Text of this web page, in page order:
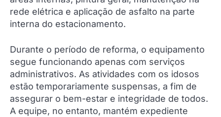
rede elétrica e aplicação de asfalto na parte
interna do estacionamento.
Durante o período de reforma, o equipamento
segue funcionando apenas com serviços
administrativos. As atividades com os idosos
estão temporariamente suspensas, a fim de
assegurar o bem-estar e integridade de todos.
A equipe, no entanto, mantém expediente